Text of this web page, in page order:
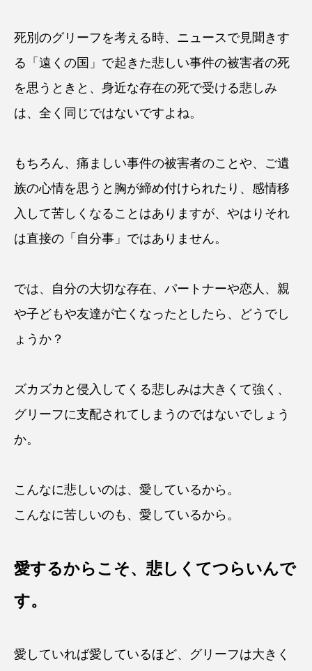
死別のグリーフを考える時、ニュースで見聞きす
る「遠くの国」で起きた悲しい事件の被害者の死
を思うときと、身近な存在の死で受ける悲しみ
は、全く同じではないですよね。
もちろん、痛ましい事件の被害者のことや、ご遺
族の心情を思うと胸が締め付けられたり、感情移
入して苦しくなることはありますが、やはりそれ
は直接の「自分事」ではありません。
では、自分の大切な存在、パートナーや恋人、親
や子どもや友達が亡くなったとしたら、どうでし
ょうか？
ズカズカと侵入してくる悲しみは大きくて強く、
グリーフに支配されてしまうのではないでしょう
か。
こんなに悲しいのは、愛しているから。
こんなに苦しいのも、愛しているから。
愛するからこそ、悲しくてつらいんで
す。
愛していれば愛しているほど、グリーフは大きく